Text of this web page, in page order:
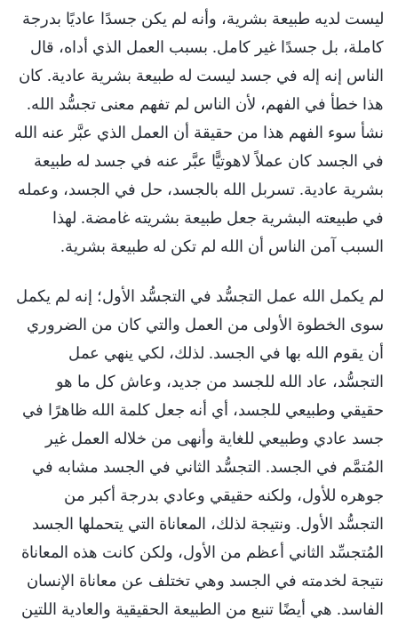
ليست لديه طبيعة بشرية، وأنه لم يكن جسدًا عاديًا بدرجة
كاملة، بل جسدًا غير كامل. بسبب العمل الذي أداه، قال
الناس إنه إله في جسد ليست له طبيعة بشرية عادية. كان
هذا خطأ في الفهم، لأن الناس لم تفهم معنى تجسُّد الله.
نشأ سوء الفهم هذا من حقيقة أن العمل الذي عبَّر عنه الله
في الجسد كان عملاً لاهوتيًّا عبَّر عنه في جسد له طبيعة
بشرية عادية. تسربل الله بالجسد، حل في الجسد، وعمله
في طبيعته البشرية جعل طبيعة بشريته غامضة. لهذا
السبب آمن الناس أن الله لم تكن له طبيعة بشرية.
لم يكمل الله عمل التجسُّد في التجسُّد الأول؛ إنه لم يكمل
سوى الخطوة الأولى من العمل والتي كان من الضروري
أن يقوم الله بها في الجسد. لذلك، لكي ينهي عمل
التجسُّد، عاد الله للجسد من جديد، وعاش كل ما هو
حقيقي وطبيعي للجسد، أي أنه جعل كلمة الله ظاهرًا في
جسد عادي وطبيعي للغاية وأنهى من خلاله العمل غير
المُتمَّم في الجسد. التجسُّد الثاني في الجسد مشابه في
جوهره للأول، ولكنه حقيقي وعادي بدرجة أكبر من
التجسُّد الأول. ونتيجة لذلك، المعاناة التي يتحملها الجسد
المُتجسِّد الثاني أعظم من الأول، ولكن كانت هذه المعاناة
نتيجة لخدمته في الجسد وهي تختلف عن معاناة الإنسان
الفاسد. هي أيضًا تنبع من الطبيعة الحقيقية والعادية اللتين